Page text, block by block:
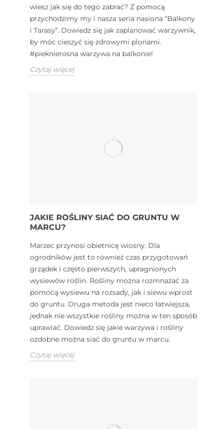
wiesz jak się do tego zabrać? Z pomocą
przychodzimy my i nasza seria nasiona “Balkony
i Tarasy”. Dowiedz się jak zaplanować warzywnik,
by móc cieszyć się zdrowymi plonami.
#pieknierosna warzywa na balkonie!
Czytaj więcej
JAKIE ROŚLINY SIAĆ DO GRUNTU W
MARCU?
Marzec przynosi obietnicę wiosny. Dla
ogrodników jest to również czas przygotowań
grządek i często pierwszych, upragnionych
wysiewów roślin. Rośliny można rozmnażać za
pomocą wysiewu na rozsady, jak i siewu wprost
do gruntu. Druga metoda jest nieco łatwiejsza,
jednak nie wszystkie rośliny można w ten sposób
uprawiać. Dowiedz się jakie warzywa i rośliny
ozdobne można siać do gruntu w marcu.
Czytaj więcej